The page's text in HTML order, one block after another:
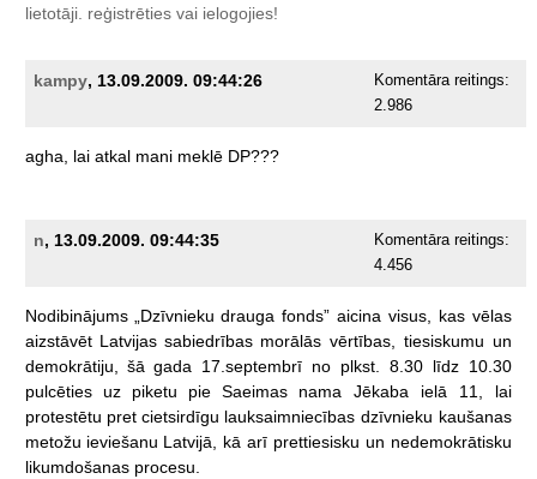
lietotāji. reģistrētiesvai ielogojies!
kampy, 13.09.2009. 09:44:26
Komentāra reitings:
2.986
agha, lai atkal mani meklē DP???
n, 13.09.2009. 09:44:35
Komentāra reitings:
4.456
Nodibinājums „Dzīvnieku drauga fonds” aicina visus, kas vēlas
aizstāvēt Latvijas sabiedrības morālās vērtības, tiesiskumu un
demokrātiju,
šā gada 17.septembrī no plkst. 8.30 līdz 10.30
pulcēties uz piketu pie Saeimas nama Jēkaba ielā 11,
lai
protestētu pret cietsirdīgu lauksaimniecības dzīvnieku kaušanas
metožu ieviešanu Latvijā, kā arī prettiesisku un nedemokrātisku
likumdošanas procesu.